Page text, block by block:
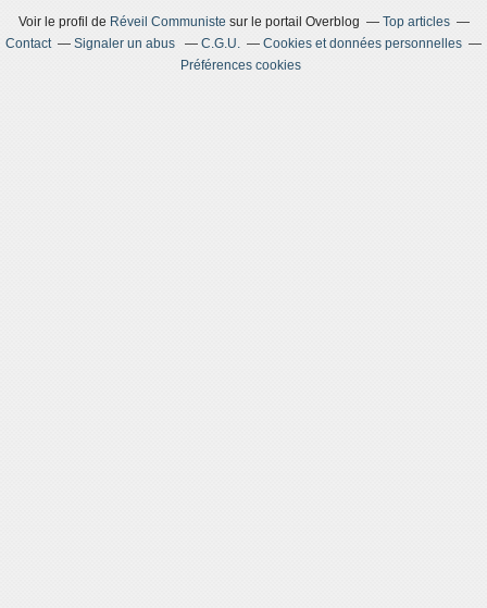
Voir le profil de Réveil Communiste sur le portail Overblog
Top articles
Contact
Signaler un abus C.G.U.
Cookies et données personnelles
Préférences cookies